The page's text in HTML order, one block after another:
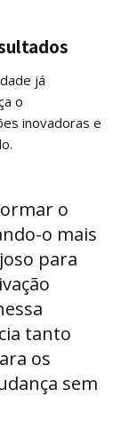
já
o
inovadoras e
o
o mais
para
tanto
os
sem